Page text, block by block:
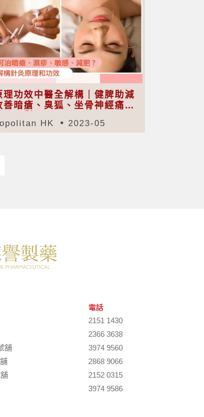
理功效中醫全解構｜健脾助減
善暗瘡、臭狐、坐骨神經痛｜
HK 2023-05
電話
2151 1430
2366 3638
舖
3974 9560
2868 9066
2152 0315
3974 9586